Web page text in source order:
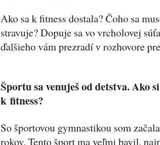
Ako sa k fitness dostala? Čoho sa
stravuje? Dopuje sa vo vrcholovej
ďalšieho vám prezradí v rozhovore
Športu sa venuješ od detstva. Ako
k fitness?
So športovou gymnastikou som
rokov. Tento šport ma veľmi bavil,